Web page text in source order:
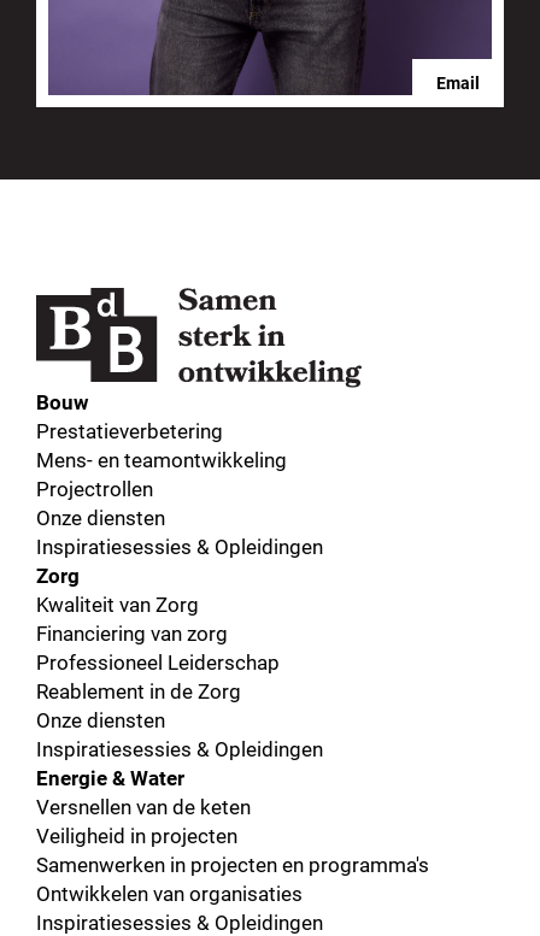
Email
Bouw
Prestatieverbetering
Mens- en teamontwikkeling
Projectrollen
Onze diensten
Inspiratiesessies & Opleidingen
Zorg
Kwaliteit van Zorg
Financiering van zorg
Professioneel Leiderschap
Reablement in de Zorg
Onze diensten
Inspiratiesessies & Opleidingen
Energie & Water
Versnellen van de keten
Veiligheid in projecten
Samenwerken in projecten en programma's
Ontwikkelen van organisaties
Inspiratiesessies & Opleidingen